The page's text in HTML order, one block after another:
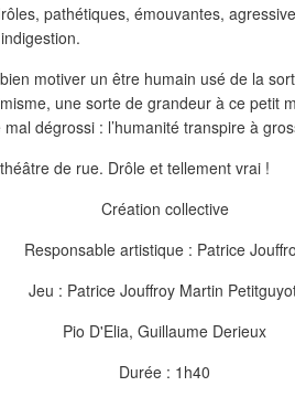
pathétiques, émouvantes,
motiver un être humain usé de la
une sorte de grandeur à ce petit
dégrossi : l’humanité transpire à
de rue. Drôle et tellement vrai !
Création collective
Responsable artistique : Patrice
Jeu : Patrice Jouffroy Martin
Pio D'Elia, Guillaume Derieux
Durée : 1h40